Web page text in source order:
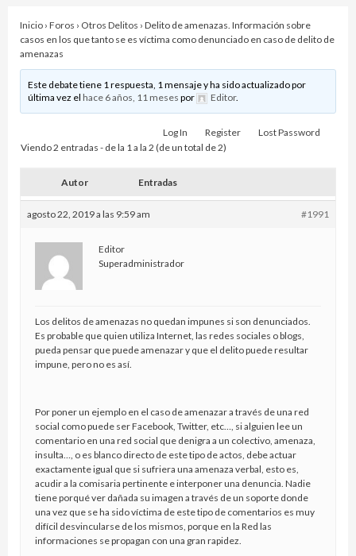
Inicio › Foros › Otros Delitos › Delito de amenazas. Información sobre
casos en los que tanto se es víctima como denunciado en caso de delito de
amenazas
Este debate tiene 1 respuesta, 1 mensaje y ha sido actualizado por
última vez elhace 6 años, 11 meses por Editor.
Log In Register
Lost Password
Viendo 2 entradas - de la 1 a la 2 (de un total de 2)
Autor Entradas
agosto 22, 2019 a las 9:59 am #1991
Editor
Superadministrador
Los delitos de amenazas no quedan impunes si son denunciados.
Es probable que quien utiliza Internet, las redes sociales o blogs,
pueda pensar que puede amenazar y que el delito puede resultar
impune, pero no es así.
Por poner un ejemplo en el caso de amenazar a través de una red
social como puede ser Facebook, Twitter, etc…, si alguien lee un
comentario en una red social que denigra a un colectivo, amenaza,
insulta…, o es blanco directo de este tipo de actos, debe actuar
exactamente igual que si sufriera una amenaza verbal, esto es,
acudir a la comisaria pertinente e interponer una denuncia. Nadie
tiene porqué ver dañada su imagen a través de un soporte donde
una vez que se ha sido víctima de este tipo de comentarios es muy
difícil desvincularse de los mismos, porque en la Red las
informaciones se propagan con una gran rapidez.